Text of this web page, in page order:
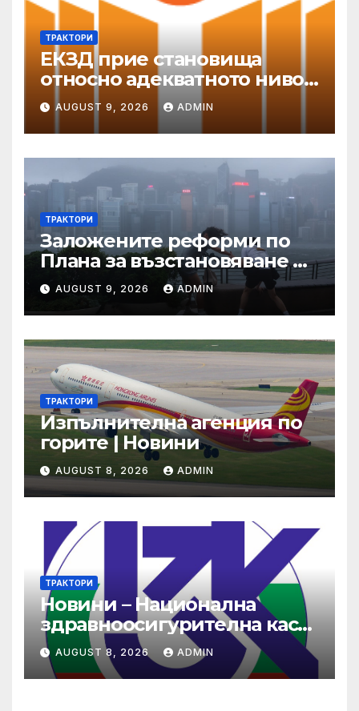
ТРАКТОРИ
ЕКЗД прие становища
относно адекватното ниво
на защита
AUGUST 9, 2026 ADMIN
ТРАКТОРИ
Заложените реформи по
Плана за възстановяване и
устойчивост в част
енергетика са
неизпълними
AUGUST 9, 2026 ADMIN
ТРАКТОРИ
Изпълнителна агенция по
горите | Новини
AUGUST 8, 2026 ADMIN
ТРАКТОРИ
Новини – Национална
здравноосигурителна каса
(НЗОК)
AUGUST 8, 2026 ADMIN